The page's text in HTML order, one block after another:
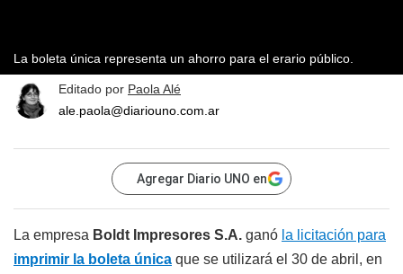
La boleta única representa un ahorro para el erario público.
Editado por Paola Alé
ale.paola@diariouno.com.ar
Agregar Diario UNO en
La empresa Boldt Impresores S.A. ganó la licitación para
imprimir la boleta única que se utilizará el 30 de abril, en